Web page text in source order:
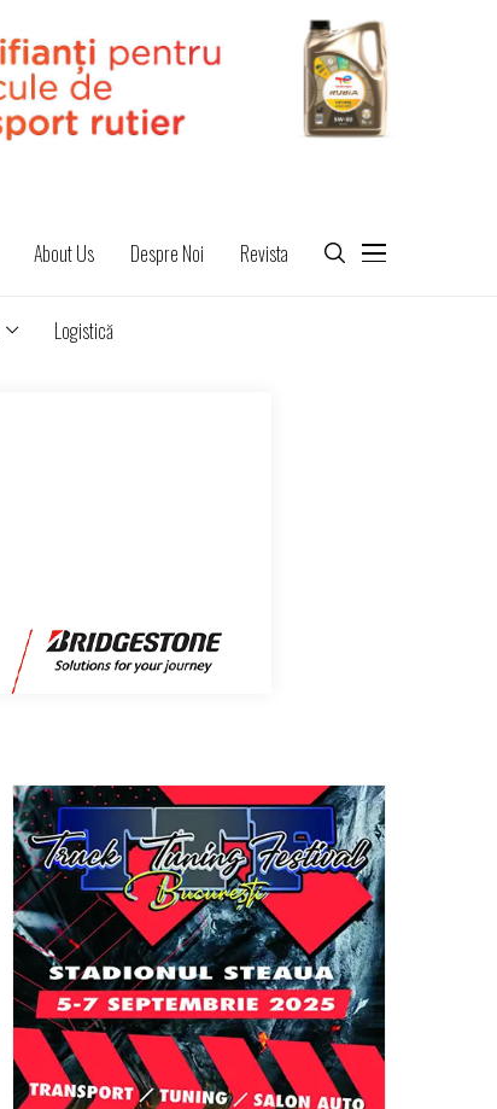
About Us Despre Noi Revista
Logistică